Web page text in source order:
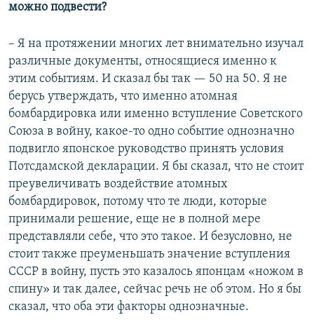
можно подвести?
– Я на протяжении многих лет внимательно изучал
различные документы, относящиеся именно к
этим событиям. И сказал бы так — 50 на 50. Я не
берусь утверждать, что именно атомная
бомбардировка или именно вступление Советского
Союза в войну, какое-то одно событие однозначно
подвигло японское руководство принять условия
Потсдамской декларации. Я бы сказал, что не стоит
преувеличивать воздействие атомных
бомбардировок, потому что те люди, которые
принимали решение, еще не в полной мере
представляли себе, что это такое. И безусловно, не
стоит также преуменьшать значение вступления
СССР в войну, пусть это казалось японцам «ножом в
спину» и так далее, сейчас речь не об этом. Но я бы
сказал, что оба эти факторы однозначные.